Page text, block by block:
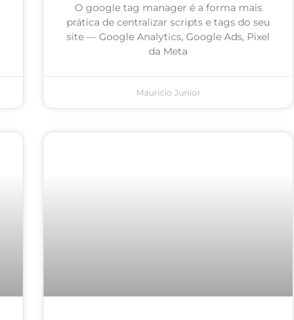
O google tag manager é a forma mais
prática de centralizar scripts e tags do seu
site — Google Analytics, Google Ads, Pixel
da Meta
Mauricio Junior